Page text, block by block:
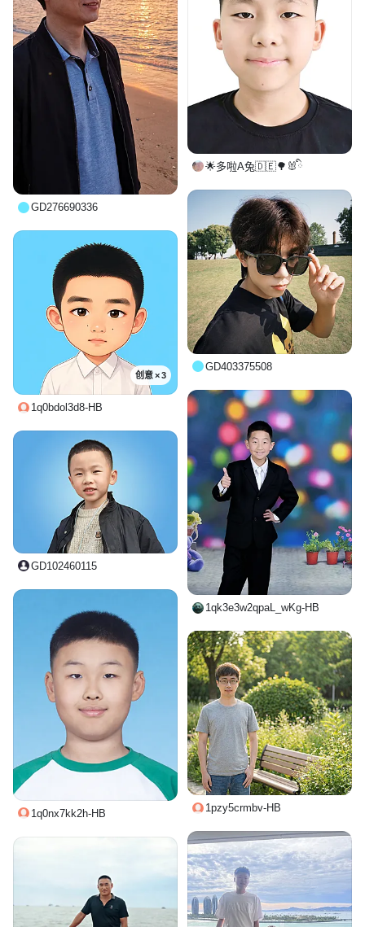
GD276690336
🌟多啦A兔🇩🇪🌳🐰ིྀ
GD403375508
创意 × 3
1q0bdol3d8-HB
1qk3e3w2qpaL_wKg-HB
GD102460115
1q0nx7kk2h-HB 1pzy5crmbv-HB